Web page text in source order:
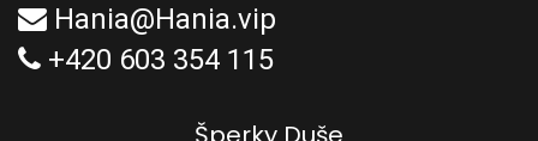
Hania@Hania.vip
+420 603 354 115